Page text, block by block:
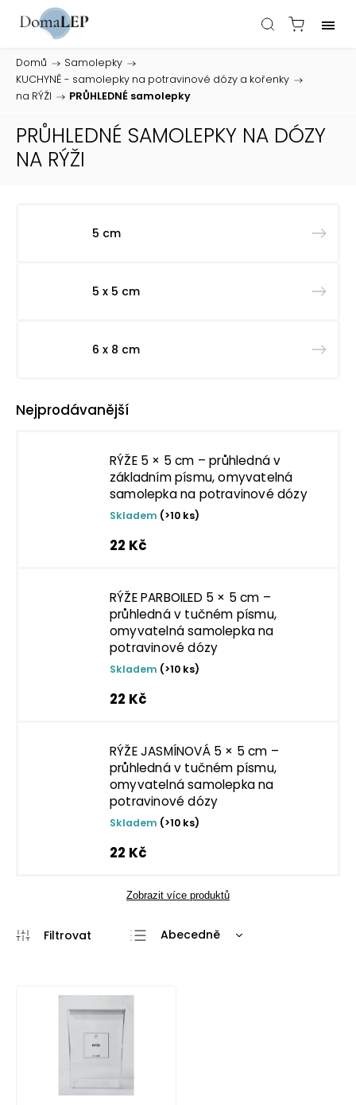
Domů / Samolepky /
KUCHYNĚ - samolepky na potravinové dózy a kořenky /
na RÝŽI / PRŮHLEDNÉ samolepky
PRŮHLEDNÉ SAMOLEPKY NA DÓZY
NA RÝŽI
5 cm
5 x 5 cm
6 x 8 cm
Nejprodávanější
RÝŽE 5 × 5 cm – průhledná v
základním písmu, omyvatelná
samolepka na potravinové dózy
Skladem (>10 ks)
22 Kč
RÝŽE PARBOILED 5 × 5 cm –
průhledná v tučném písmu,
omyvatelná samolepka na
potravinové dózy
Skladem (>10 ks)
22 Kč
RÝŽE JASMÍNOVÁ 5 × 5 cm –
průhledná v tučném písmu,
omyvatelná samolepka na
potravinové dózy
Skladem (>10 ks)
22 Kč
Zobrazit více produktů
Abecedně